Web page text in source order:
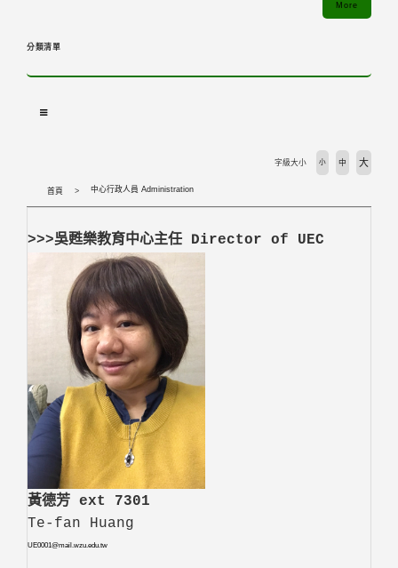
More
分類清單
首頁 中心行政人員 Administration
字級大小 小 中 大
>>>吳甦樂教育中心主任 Director of UEC
黃德芳 ext 7301
Te-fan Huang
UE0001@mail.wzu.edu.tw